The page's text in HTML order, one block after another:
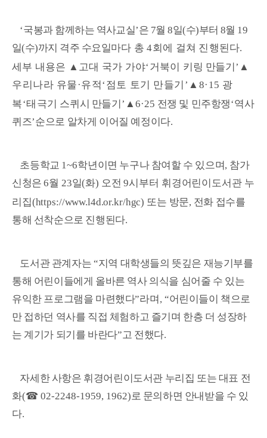
‘국봉과 함께하는 역사교실’은 7월8일(수)부터 8월 19
일(수)까지 격주 수요일마다 총4회에 걸쳐 진행된다.
세부 내용은 ▲ 고대 국가 가야‘ 거북이 키링 만들기 ’ ▲
우리나라 유물 ·유적‘ 점토 토기 만들기 ’ ▲ 8·15 광
복‘태극기 스퀴시 만들기 ’ ▲6·25 전쟁 및 민주항쟁‘역사
퀴즈’순으로 알차게 이어질 예정이다.
초등학교 1~6학년이면 누구나 참여할 수 있으며, 참가
신청은6월 23일(화) 오전9시부터 휘경어린이도서관 누
리집(https://www.l4d.or.kr/hgc) 또는 방문, 전화 접수를
통해 선착순으로 진행된다.
도서관 관계자는 “지역 대학생들의 뜻깊은 재능기부를
통해 어린이들에게 올바른 역사 의식을 심어줄 수 있는
유익한 프로그램을 마련했다”라며 , “어린이들이 책으로
만 접하던 역사를 직접 체험하고 즐기며 한층 더 성장하
는 계기가 되기를 바란다”고 전했다.
자세한 사항은 휘경어린이도서관 누리집 또는 대표 전
화(☎ 02-2248-1959, 1962)로 문의하면 안내받을 수 있
다.